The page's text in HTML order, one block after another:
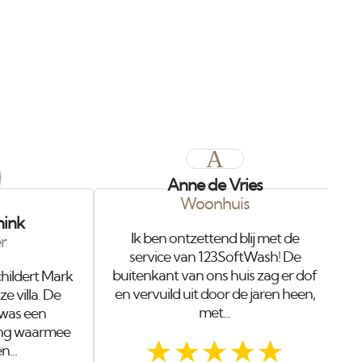
Mark
villa. De
een
waarmee
A
Anne de Vries
Woonhuis
Ik ben ontzettend blij met de
service van 123SoftWash! De
buitenkant van ons huis zag er dof
en vervuild uit door de jaren heen,
met...